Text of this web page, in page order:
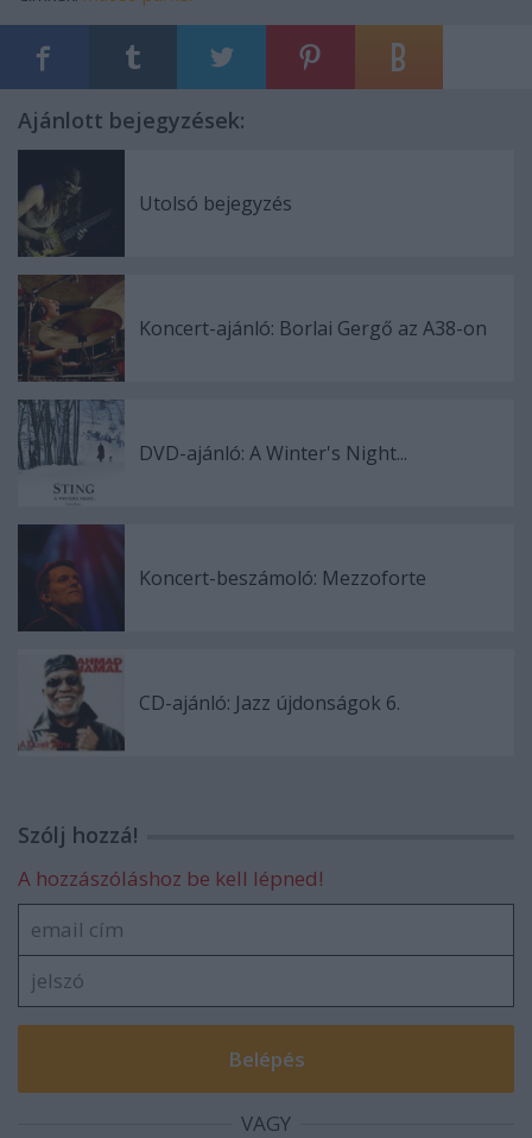
Ajánlott bejegyzések:
Utolsó bejegyzés
Koncert-ajánló: Borlai Gergő az A38-on
DVD-ajánló: A Winter's Night...
Koncert-beszámoló: Mezzoforte
CD-ajánló: Jazz újdonságok 6.
Szólj hozzá!
A hozzászóláshoz be kell lépned!
VAGY